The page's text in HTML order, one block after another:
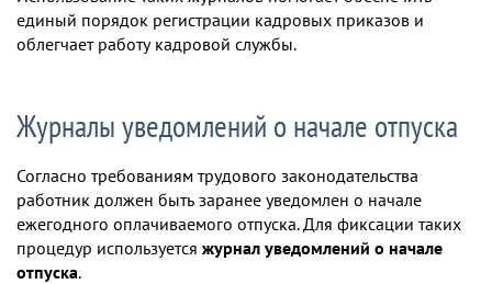
единый порядок регистрации кадровых приказов и
облегчает работу кадровой службы.
Журналы уведомлений о начале отпуска
Согласно требованиям трудового законодательства
работник должен быть заранее уведомлен о начале
ежегодного оплачиваемого отпуска. Для фиксации таких
процедур используется журнал уведомлений о начале
отпуска.